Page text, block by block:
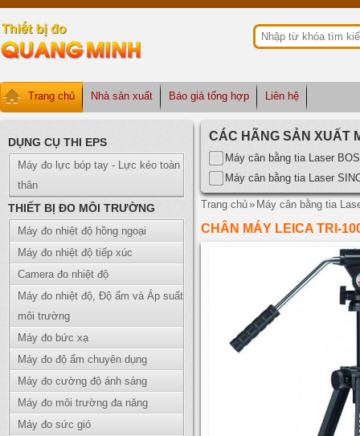
Trang chủ Nhà sản xuất Báo giá tổng hợp Liên hệ
DỤNG CỤ THI EPS
Máy đo lực bóp tay - Lực kéo toàn
thân
THIẾT BỊ ĐO MÔI TRƯỜNG
Máy đo nhiệt độ hồng ngoại
Máy đo nhiệt độ tiếp xúc
Camera đo nhiệt độ
Máy đo nhiệt độ, Độ ẩm và Áp suất
môi trường
Máy đo bức xạ
Máy đo độ ẩm chuyên dụng
Máy đo cường độ ánh sáng
Máy đo môi trường đa năng
Máy đo sức gió
CÁC HÃNG SẢN XUẤT
Máy cân bằng tia Laser
Máy cân bằng tia Laser
Trang chủ» Máy cân bằng tia
CHÂN MÁY LEICA TRI-